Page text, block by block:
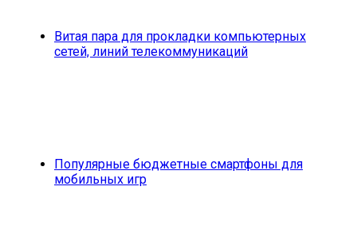
Витая пара для прокладки компьютерных
сетей, линий телекоммуникаций
Популярные бюджетные смартфоны для
мобильных игр